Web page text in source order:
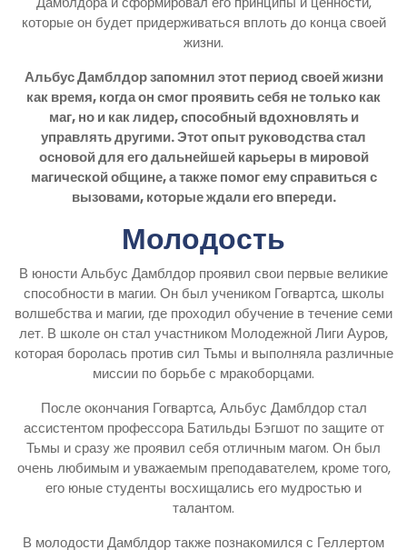
которые он будет придерживаться вплоть до конца своей
жизни.
Альбус Дамблдор запомнил этот период своей жизни
как время, когда он смог проявить себя не только как
маг, но и как лидер, способный вдохновлять и
управлять другими. Этот опыт руководства стал
основой для его дальнейшей карьеры в мировой
магической общине, а также помог ему справиться с
вызовами, которые ждали его впереди.
Молодость
В юности Альбус Дамблдор проявил свои первые великие
способности в магии. Он был учеником Гогвартса, школы
волшебства и магии, где проходил обучение в течение семи
лет. В школе он стал участником Молодежной Лиги Ауров,
которая боролась против сил Тьмы и выполняла различные
миссии по борьбе с мракоборцами.
После окончания Гогвартса, Альбус Дамблдор стал
ассистентом профессора Батильды Бэгшот по защите от
Тьмы и сразу же проявил себя отличным магом. Он был
очень любимым и уважаемым преподавателем, кроме того,
его юные студенты восхищались его мудростью и
талантом.
В молодости Дамблдор также познакомился с Геллертом